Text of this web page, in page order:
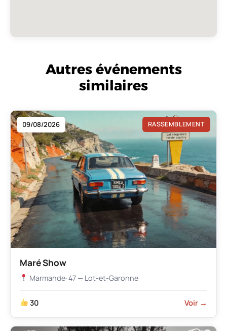
Autres événements
similaires
09/08/2026 RASSEMBLEMENT
Maré Show
Marmande· 47 — Lot-et-Garonne
30 Voir →